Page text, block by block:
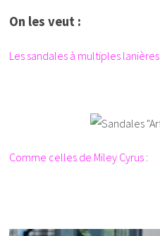
On les veut :
Les sandales à multiples lanières
Comme celles de Miley Cyrus :